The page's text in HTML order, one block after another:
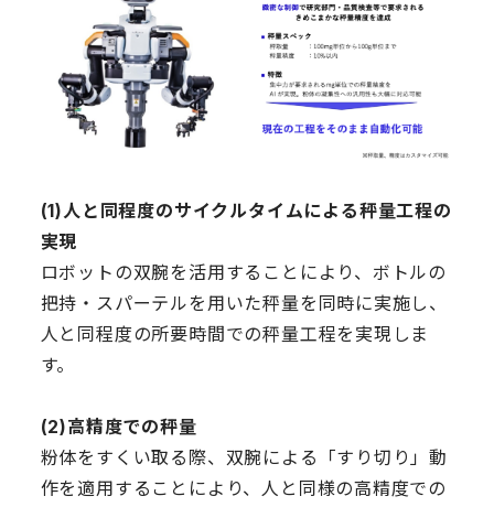
(1)人と同程度のサイクルタイムによる秤量工程の
実現
ロボットの双腕を活用することにより、ボトルの
把持・スパーテルを用いた秤量を同時に実施し、
人と同程度の所要時間での秤量工程を実現しま
す。
(2)高精度での秤量
粉体をすくい取る際、双腕による「すり切り」動
作を適用することにより、人と同様の高精度での